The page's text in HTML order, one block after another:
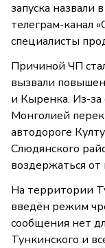
запуска
телеграм-канал
специалисты
Причиной ЧП
вызвали
и Кыренка. Из-за
Монголией
автодороге
Слюдянского
воздержаться
На территории
введён режим
сообщения нет
Тункинского и